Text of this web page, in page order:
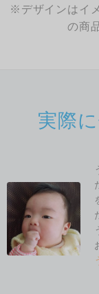
※デザインはイ
の商
実際